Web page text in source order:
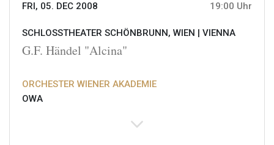
FRI, 05. DEC 2008 19:00 Uhr
SCHLOSSTHEATER SCHÖNBRUNN, WIEN | VIENNA
G.F. Händel "Alcina"
ORCHESTER WIENER AKADEMIE
OWA